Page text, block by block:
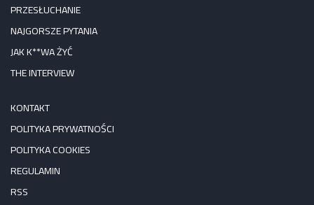
PRZESŁUCHANIE
NAJGORSZE PYTANIA
JAK K**WA ŻYĆ
THE INTERVIEW
KONTAKT
POLITYKA PRYWATNOŚCI
POLITYKA COOKIES
REGULAMIN
RSS